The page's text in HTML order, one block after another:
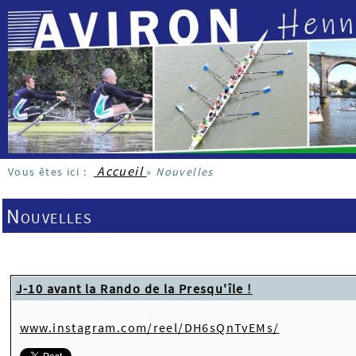
Vous êtes ici : Accueil » Nouvelles
Nouvelles
J-10 avant la Rando de la Presqu'île !
www.instagram.com/reel/DH6sQnTvEMs/